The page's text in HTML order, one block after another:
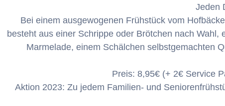
Jeden
Bei einem ausgewogenen Frühstück vom
besteht aus einer Schrippe oder Brötchen nach
Marmelade, einem Schälchen selbstgemachten
Preis: 8,95€ (+ 2€ Service
Aktion 2023: Zu jedem Familien- und